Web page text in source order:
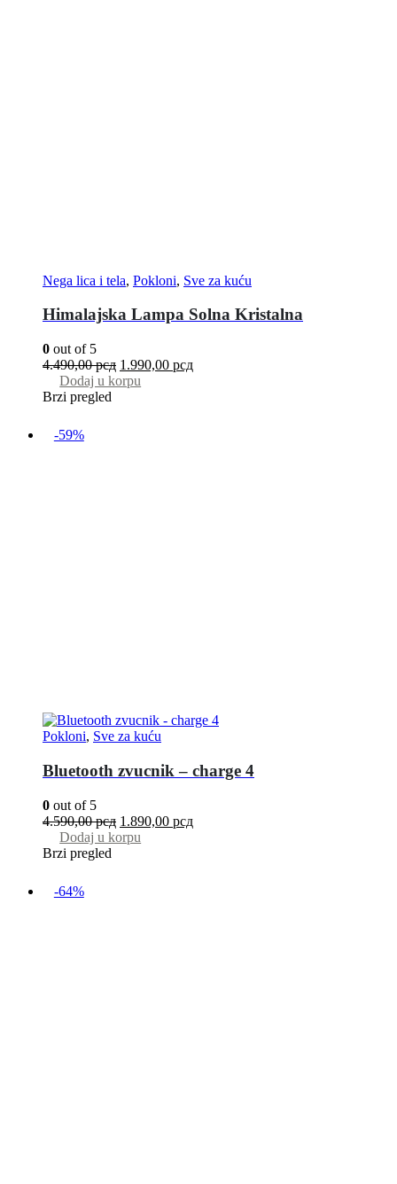
Nega lica i tela, Pokloni, Sve za kuću
Himalajska Lampa Solna Kristalna
0 out of 5
4.490,00рсд 1.990,00 рсд
Dodaj u korpu
Brzi pregled
-59%
Pokloni, Sve za kuću
Bluetooth zvucnik – charge 4
0 out of 5
4.590,00рсд 1.890,00 рсд
Dodaj u korpu
Brzi pregled
-64%